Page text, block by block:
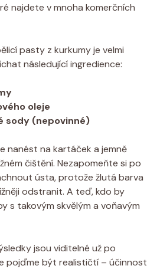
najdete v mnoha komerčních
pasty z kurkumy je velmi
následující ingredience:
oleje
sody (nepovinné)
nanést na kartáček a jemně
čištění. Nezapomeňte si po
ústa, protože žlutá barva
odstranit. A teď, kdo by
s takovým skvělým a voňavým
jsou viditelné už po
pojďme být realističtí – účinnost